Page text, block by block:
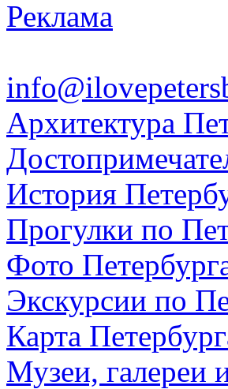
Реклама
Архитектура
История
Прогулки по
Фото
Экскурсии по
Карта
Музеи, галереи